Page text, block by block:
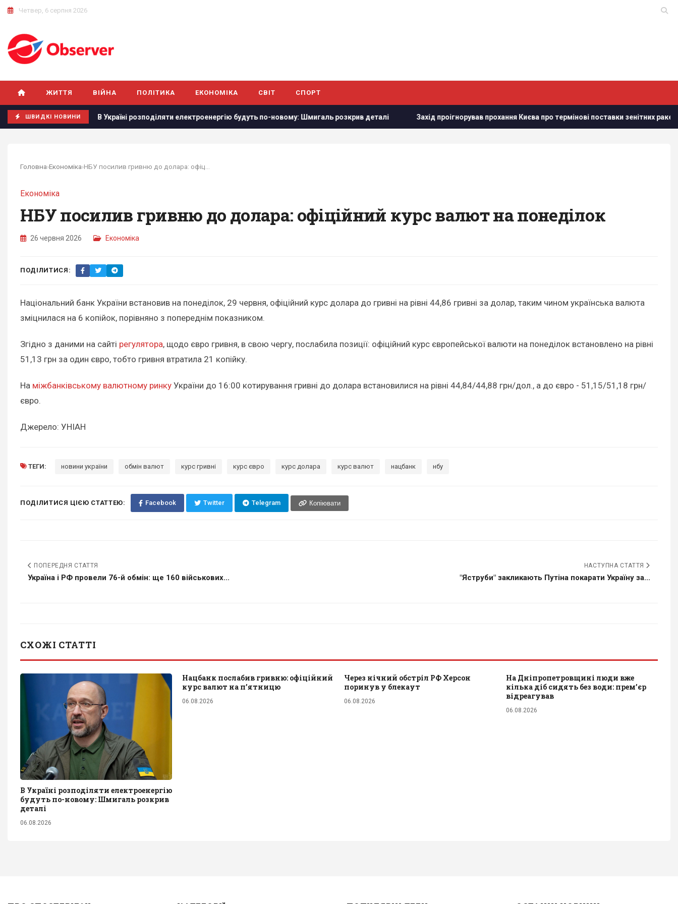
Четвер, 6 серпня 2026
ЖИТТЯ ВІЙНА ПОЛІТИКА ЕКОНОМІКА СВІТ СПОРТ
ШВИДКІ НОВИНИ
8 серпня В Україні розподіляти електроенергію будуть по-новому: Шмигаль розкрив деталі Захід проігнорував прохання Києва про термінові поставки зенітних ракет, - NYT
Головна›Економіка›
Економіка
НБУ посилив гривню до долара: офіційний курс валют на понеділок
26 червня 2026 Економіка
ПОДІЛИТИСЯ:
Національний банк України встановив на понеділок, 29 червня, офіційний курс долара до гривні на рівні 44,86 гривні за долар, таким чином українська валюта
зміцнилася на 6 копійок, порівняно з попереднім показником.
Згідно з даними на сайті регулятора, щодо євро гривня, в свою чергу, послабила позиції: офіційний курс європейської валюти на понеділок встановлено на рівні
51,13 грн за один євро, тобто гривня втратила 21 копійку.
На міжбанківському валютному ринку України до 16:00 котирування гривні до долара встановилися на рівні 44,84/44,88 грн/дол., а до євро - 51,15/51,18 грн/
євро.
Джерело: УНІАН
ТЕГИ: новини україни обмін валют курс гривні курс євро курс долара курс валют нацбанк нбу
ПОДІЛИТИСЯ ЦІЄЮ СТАТТЕЮ: Facebook Twitter Telegram Копіювати
ПОПЕРЕДНЯ СТАТТЯ
Україна і РФ провели 76-й обмін: ще 160 військових...
НАСТУПНА СТАТТЯ
"Яструби" закликають Путіна покарати Україну за...
СХОЖІ СТАТТІ
В Україні розподіляти електроенергію
будуть по-новому: Шмигаль розкрив
деталі
06.08.2026
Нацбанк послабив гривню: офіційний
курс валют на п’ятницю
06.08.2026
Через нічний обстріл РФ Херсон
поринув у блекаут
06.08.2026
На Дніпропетровщині люди вже
кілька діб сидять без води: прем’єр
відреагував
06.08.2026